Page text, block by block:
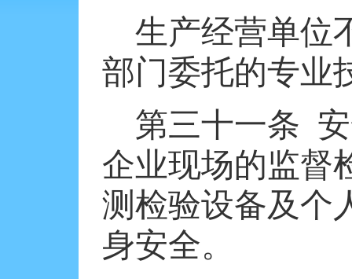
生产经营单位
部门委托的专业
第三十一条
企业现场的监督
测检验设备及个
身安全。